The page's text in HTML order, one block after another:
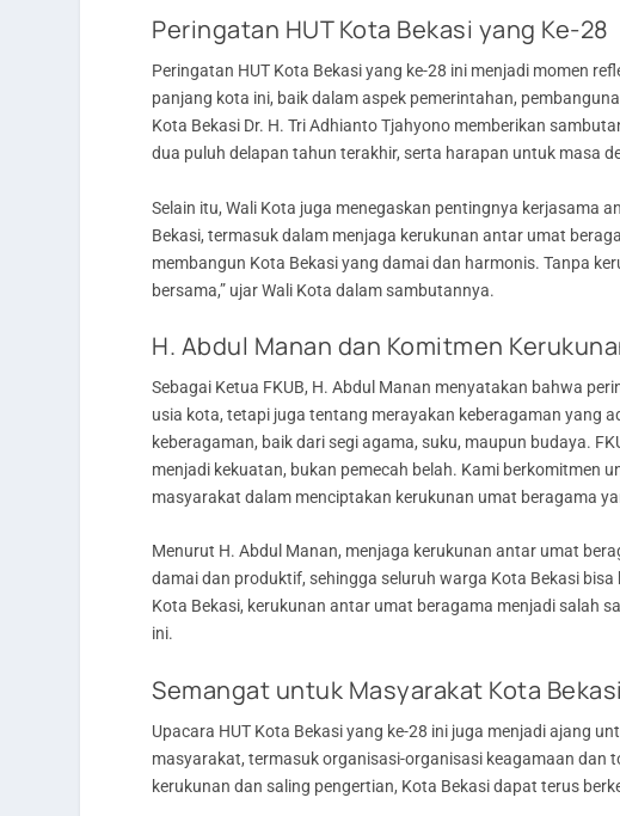
Peringatan HUT Kota Bekasi yang Ke-28
Peringatan HUT Kota Bekasi yang ke-28 ini menjadi momen
panjang kota ini, baik dalam aspek pemerintahan,
Kota Bekasi Dr. H. Tri Adhianto Tjahyono memberikan
dua puluh delapan tahun terakhir, serta harapan untuk masa
Selain itu, Wali Kota juga menegaskan pentingnya kerjasama
Bekasi, termasuk dalam menjaga kerukunan antar umat
membangun Kota Bekasi yang damai dan harmonis. Tanpa
bersama,” ujar Wali Kota dalam sambutannya.
H. Abdul Manan dan Komitmen
Sebagai Ketua FKUB, H. Abdul Manan menyatakan bahwa
usia kota, tetapi juga tentang merayakan keberagaman yang
keberagaman, baik dari segi agama, suku, maupun budaya.
menjadi kekuatan, bukan pemecah belah. Kami berkomitmen
masyarakat dalam menciptakan kerukunan umat beragama
Menurut H. Abdul Manan, menjaga kerukunan antar umat
damai dan produktif, sehingga seluruh warga Kota Bekasi
Kota Bekasi, kerukunan antar umat beragama menjadi salah
ini.
Semangat untuk Masyarakat Kota
Upacara HUT Kota Bekasi yang ke-28 ini juga menjadi ajang
masyarakat, termasuk organisasi-organisasi keagamaan dan
kerukunan dan saling pengertian, Kota Bekasi dapat terus